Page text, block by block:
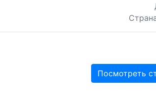
Посмотреть